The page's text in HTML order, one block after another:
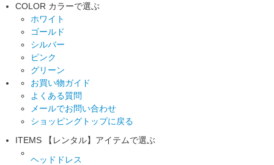
COLOR カラーで選ぶ
ホワイト
ゴールド
シルバー
ピンク
グリーン
お買い物ガイド
よくある質問
メールでお問い合わせ
ショッピングトップに戻る
ITEMS
【レンタル】アイテムで選ぶ
ヘッドドレス